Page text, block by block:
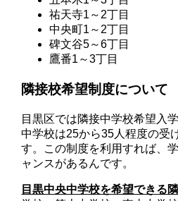
祐天寺1～2丁目
中央町1～2丁目
碑文谷5～6丁目
鷹番1～3丁目
隣接校希望制度について
目黒区では隣接中学校希望入
中学校は25から35人程度の受
す。この制度を利用すれば、
ャンスがあるんです。
目黒中央中学校を希望できる